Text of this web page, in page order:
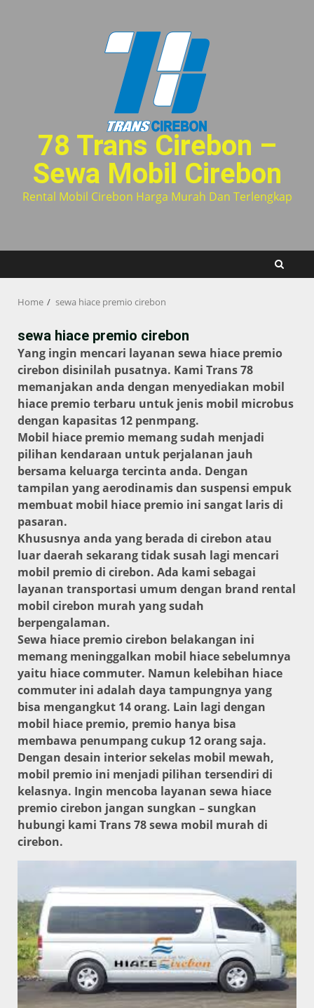
78 Trans Cirebon –
Sewa Mobil Cirebon
Rental Mobil Cirebon Harga Murah Dan Terlengkap
Home sewa hiace premio cirebon
sewa hiace premio cirebon
Yang ingin mencari layanan sewa hiace premio
cirebon disinilah pusatnya. Kami Trans 78
memanjakan anda dengan menyediakan mobil
hiace premio terbaru untuk jenis mobil microbus
dengan kapasitas 12 penmpang.
Mobil hiace premio memang sudah menjadi
pilihan kendaraan untuk perjalanan jauh
bersama keluarga tercinta anda. Dengan
tampilan yang aerodinamis dan suspensi empuk
membuat mobil hiace premio ini sangat laris di
pasaran.
Khususnya anda yang berada di cirebon atau
luar daerah sekarang tidak susah lagi mencari
mobil premio di cirebon. Ada kami sebagai
layanan transportasi umum dengan brand rental
mobil cirebon murah yang sudah
berpengalaman.
Sewa hiace premio cirebon belakangan ini
memang meninggalkan mobil hiace sebelumnya
yaitu hiace commuter. Namun kelebihan hiace
commuter ini adalah daya tampungnya yang
bisa mengangkut 14 orang. Lain lagi dengan
mobil hiace premio, premio hanya bisa
membawa penumpang cukup 12 orang saja.
Dengan desain interior sekelas mobil mewah,
mobil premio ini menjadi pilihan tersendiri di
kelasnya. Ingin mencoba layanan sewa hiace
premio cirebon jangan sungkan – sungkan
hubungi kami Trans 78 sewa mobil murah di
cirebon.